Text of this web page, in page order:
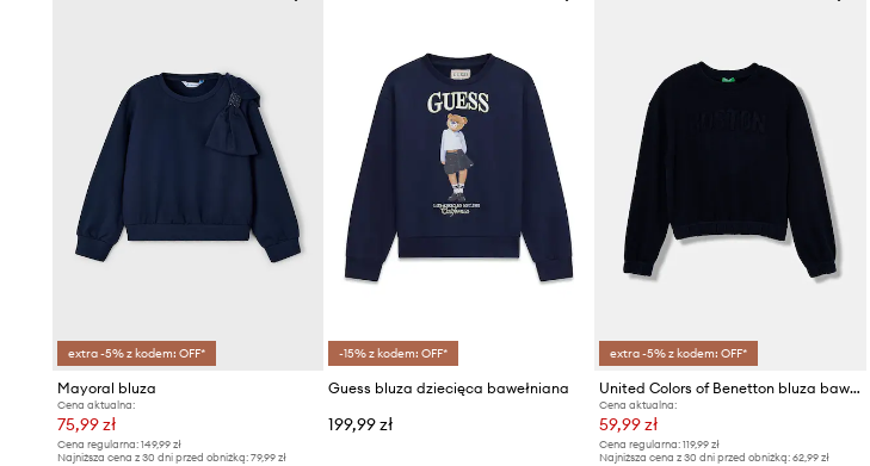
extra -5% z kodem: OFF*
Mayoral bluza
Cena aktualna:
75,99 zł
Cena regularna: 149,99 zł
Najniższa cena z 30 dni przed obniżką: 79,99 zł
-15% z kodem: OFF*
Guess bluza dziecięca bawełniana
199,99 zł
extra -5% z kodem: OFF*
United Colors of Benetton bluza bawełniana dziecięca
Cena aktualna:
59,99 zł
Cena regularna: 119,99 zł
Najniższa cena z 30 dni przed obniżką: 62,99 zł